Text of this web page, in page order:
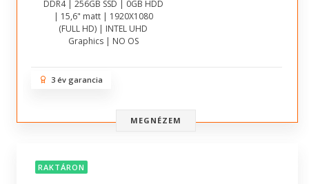
DDR4 | 256GB SSD | 0GB HDD
| 15,6" matt | 1920X1080
(FULL HD) | INTEL UHD
Graphics | NO OS
3 év garancia
MEGNÉZEM
RAKTÁRON